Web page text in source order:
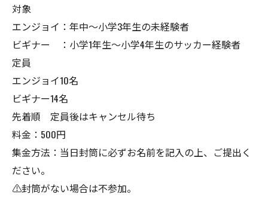
対象
エンジョイ：年中〜小学3年生の未経験者
ビギナー ：小学1年生〜小学4年生のサッカー経験者
定員
エンジョイ10名
ビギナー14名
先着順 定員後はキャンセル待ち
料金：500円
集金方法：当日封筒に必ずお名前を記入の上、ご提出く
ださい。
⚠️封筒がない場合は不参加。